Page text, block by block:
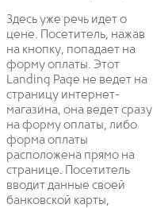
Здесь уже речь идет о
цене. Посетитель, нажав
на кнопку, попадает на
форму оплаты. Этот
Landing Page не ведет на
страницу интернет-
магазина, она ведет сразу
на форму оплаты, либо
форма оплаты
расположена прямо на
странице. Посетитель
вводит данные своей
банковской карты,